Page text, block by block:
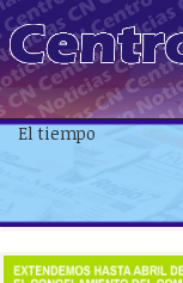
El tiempo